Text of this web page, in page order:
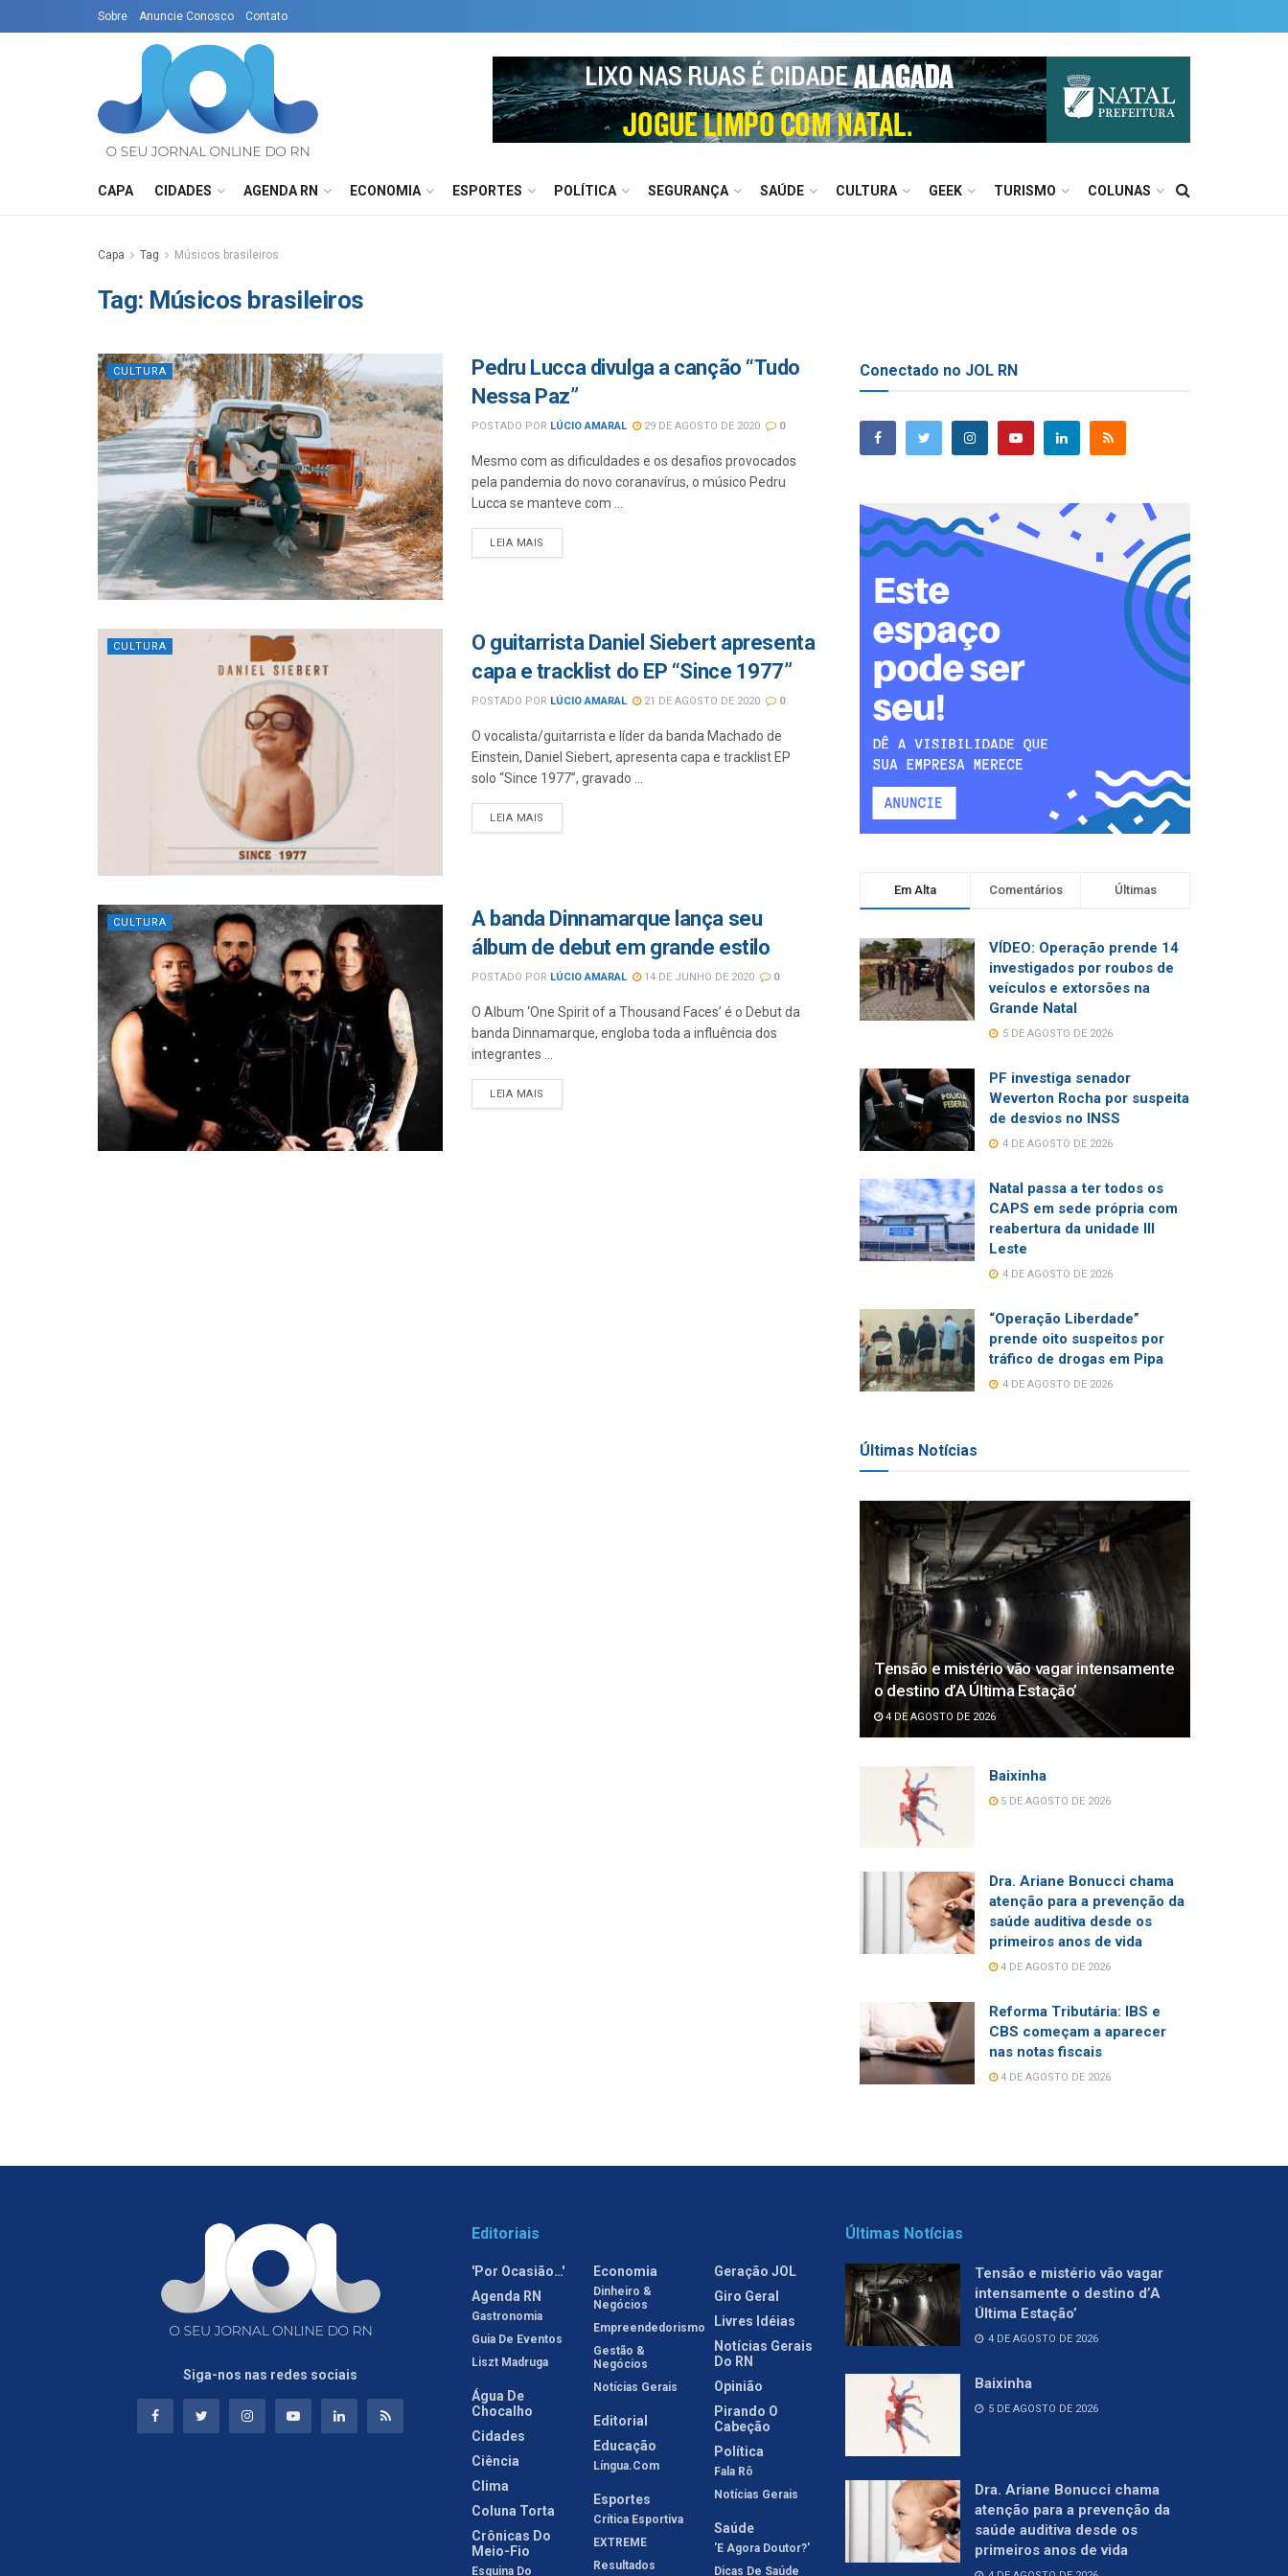
Sobre Anuncie Conosco Contato
CAPA CIDADES AGENDA RN ECONOMIA ESPORTES POLÍTICA SEGURANÇA SAÚDE CULTURA GEEK TURISMO COLUNAS
Capa Tag Músicos brasileiros
Tag: Músicos brasileiros
CULTURA
Pedru Lucca divulga a canção “Tudo
Nessa Paz”
POSTADO POR LÚCIO AMARAL 29 DE AGOSTO DE 2020 0
Mesmo com as dificuldades e os desafios provocados
pela pandemia do novo coranavírus, o músico Pedru
Lucca se manteve com ...
LEIA MAIS
CULTURA
O guitarrista Daniel Siebert apresenta
capa e tracklist do EP “Since 1977”
POSTADO POR LÚCIO AMARAL 21 DE AGOSTO DE 2020 0
O vocalista/guitarrista e líder da banda Machado de
Einstein, Daniel Siebert, apresenta capa e tracklist EP
solo “Since 1977”, gravado ...
LEIA MAIS
CULTURA
A banda Dinnamarque lança seu
álbum de debut em grande estilo
POSTADO POR LÚCIO AMARAL 14 DE JUNHO DE 2020 0
O Album ‘One Spirit of a Thousand Faces’ é o Debut da
banda Dinnamarque, engloba toda a influência dos
integrantes ...
LEIA MAIS
Conectado no JOL RN
Em Alta Comentários Últimas
VÍDEO: Operação prende 14
investigados por roubos de
veículos e extorsões na
Grande Natal
5 DE AGOSTO DE 2026
PF investiga senador
Weverton Rocha por suspeita
de desvios no INSS
4 DE AGOSTO DE 2026
Natal passa a ter todos os
CAPS em sede própria com
reabertura da unidade III
Leste
4 DE AGOSTO DE 2026
“Operação Liberdade”
prende oito suspeitos por
tráfico de drogas em Pipa
4 DE AGOSTO DE 2026
Últimas Notícias
Tensão e mistério vão vagar intensamente
o destino d’A Última Estação’
4 DE AGOSTO DE 2026
Baixinha
5 DE AGOSTO DE 2026
Dra. Ariane Bonucci chama
atenção para a prevenção da
saúde auditiva desde os
primeiros anos de vida
4 DE AGOSTO DE 2026
Reforma Tributária: IBS e
CBS começam a aparecer
nas notas fiscais
4 DE AGOSTO DE 2026
Siga-nos nas redes sociais
Editoriais
'Por Ocasião…'
Agenda RN
Gastronomia
Guia De Eventos
Liszt Madruga
Água De
Chocalho
Cidades
Ciência
Clima
Coluna Torta
Crônicas Do
Meio-Fio
Esquina Do
Economia
Dinheiro &
Negócios
Empreendedorismo
Gestão &
Negócios
Notícias Gerais
Editorial
Educação
Língua.com
Esportes
Crítica Esportiva
EXTREME
Resultados
Geração JOL
Giro Geral
Livres Idéias
Notícias Gerais
Do RN
Opinião
Pirando O
Cabeção
Política
Fala Rô
Notícias Gerais
Saúde
'E Agora Doutor?'
Dicas De Saúde
Últimas Notícias
Tensão e mistério vão vagar
intensamente o destino d’A
Última Estação’
4 DE AGOSTO DE 2026
Baixinha
5 DE AGOSTO DE 2026
Dra. Ariane Bonucci chama
atenção para a prevenção da
saúde auditiva desde os
primeiros anos de vida